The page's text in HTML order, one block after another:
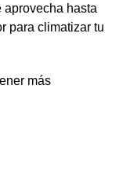
aprovecha hasta
para climatizar tu
más